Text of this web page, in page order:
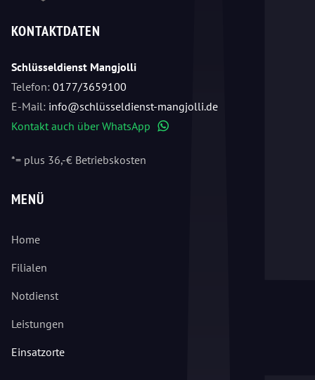
KONTAKTDATEN
Schlüsseldienst Mangjolli
Telefon: 0177/3659100
E-Mail: info@schlüsseldienst-mangjolli.de
Kontakt auch über WhatsApp
*= plus 36,-€ Betriebskosten
MENÜ
Home
Filialen
Notdienst
Leistungen
Einsatzorte